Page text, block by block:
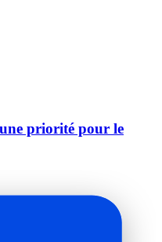
priorité pour le